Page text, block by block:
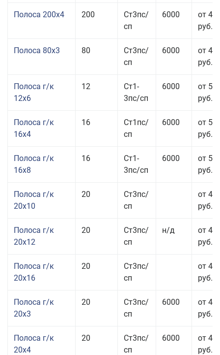
Полоса 200x4 200
Ст3пс/
сп
6000
от 48
руб.
Полоса 80x3 80
Ст3пс/
сп
6000
от 47
руб.
Полоса г/к
12x6
12
Ст1-
3пс/сп
6000
от 52
руб.
Полоса г/к
16x4
16
Ст1пс/
сп
6000
от 53
руб.
Полоса г/к
16x8
16
Ст1-
3пс/сп
6000
от 57
руб.
Полоса г/к
20x10
20
Ст3пс/
сп
от 43
руб.
Полоса г/к
20x12
20
Ст3пс/
сп
н/д
от 44
руб.
Полоса г/к
20x16
20
Ст3пс/
сп
от 48
руб.
Полоса г/к
20x3
20
Ст3пс/
сп
6000
от 47
руб.
Полоса г/к
20x4
20
Ст3пс/
сп
6000
от 44
руб.